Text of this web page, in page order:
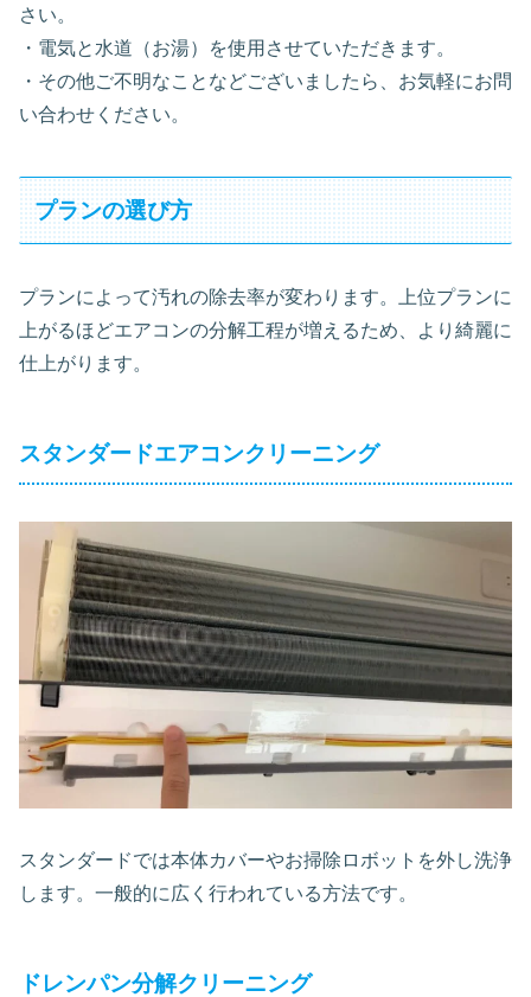
さい。
・電気と水道（お湯）を使用させていただきます。
・その他ご不明なことなどございましたら、お気軽にお問
い合わせください。
プランの選び方
プランによって汚れの除去率が変わります。上位プランに
上がるほどエアコンの分解工程が増えるため、より綺麗に
仕上がります。
スタンダードエアコンクリーニング
スタンダードでは本体カバーやお掃除ロボットを外し洗浄
します。一般的に広く行われている方法です。
ドレンパン分解クリーニング